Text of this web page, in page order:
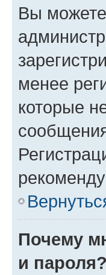
Вы можете
менее
которые
Почему
и пароля?